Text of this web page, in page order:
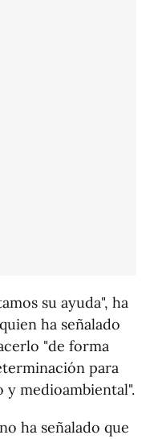
su ayuda", ha
ha señalado
"de forma
para
medioambiental".
ha señalado que